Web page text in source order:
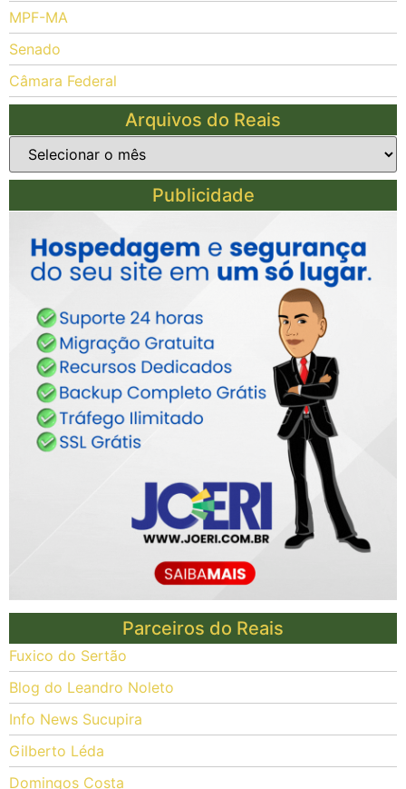
MPF-MA
Senado
Câmara Federal
Arquivos do Reais
Publicidade
Parceiros do Reais
Fuxico do Sertão
Blog do Leandro Noleto
Info News Sucupira
Gilberto Léda
Domingos Costa